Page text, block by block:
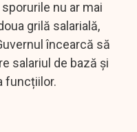
nu ar mai
grilă salarială,
încearcă să
salariul de bază și
funcțiilor.